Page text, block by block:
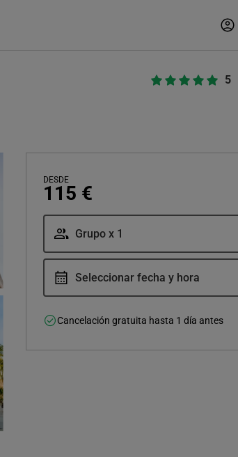
5
DESDE
115 €
Grupo x 1
Seleccionar fecha y hora
Cancelación gratuita hasta 1 día antes